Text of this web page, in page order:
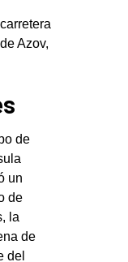
Azov,
de
un
de
la
de
del